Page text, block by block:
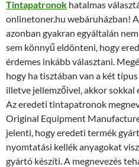
Tintapatronok hatalmas
onlinetoner.hu webáruházban!
azonban gyakran egyáltalán
sem könnyű eldönteni, hogy
érdemes inkább választani.
hogy ha tisztában van a két
illetve jellemzőivel, akkor sokkal
Az eredeti tintapatronok
Original Equipment
jelenti, hogy eredeti termék
nyomtatási kellék anyagokat
gyártó készíti. A megnevezés